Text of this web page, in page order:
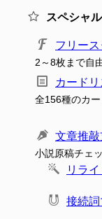
スペシャル
フリー
2～8枚まで自
カードリ
全156種のカ
文章推
小説原稿チェ
リラ
接続